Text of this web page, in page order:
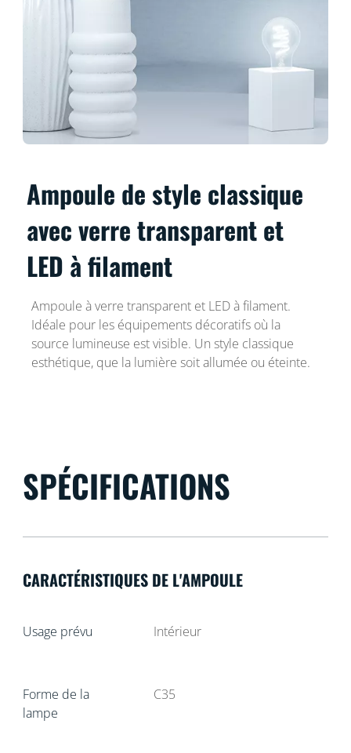
Ampoule de style classique
avec verre transparent et
LED à filament
Ampoule à verre transparent et LED à filament.
Idéale pour les équipements décoratifs où la
source lumineuse est visible. Un style classique
esthétique, que la lumière soit allumée ou éteinte.
SPÉCIFICATIONS
CARACTÉRISTIQUES DE L'AMPOULE
Usage prévu Intérieur
Forme de la
lampe
C35